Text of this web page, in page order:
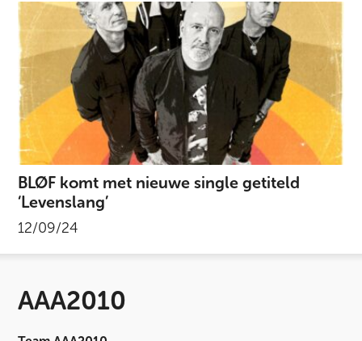
BLØF komt met nieuwe single getiteld
‘Levenslang’
12/09/24
AAA2010